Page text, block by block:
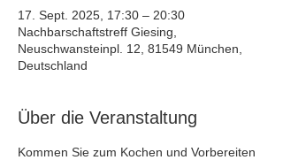
17. Sept. 2025, 17:30 – 20:30
Nachbarschaftstreff Giesing,
Neuschwansteinpl. 12, 81549 München,
Deutschland
Über die Veranstaltung
Kommen Sie zum Kochen und Vorbereiten